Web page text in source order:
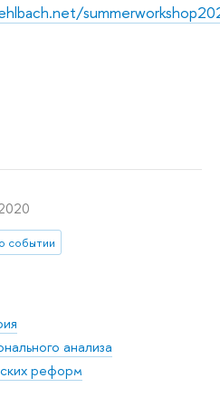
событии
анализа
реформ